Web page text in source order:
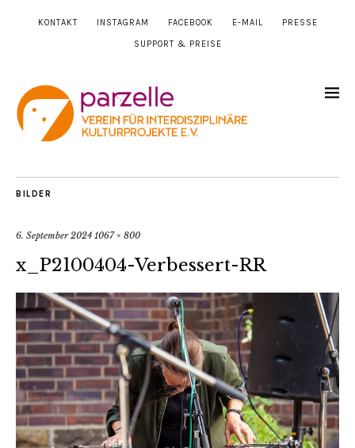
KONTAKT INSTAGRAM FACEBOOK E-MAIL PRESSE
SUPPORT & PREISE
BILDER
6. September 2024 1067 × 800
x_P2100404-Verbessert-RR